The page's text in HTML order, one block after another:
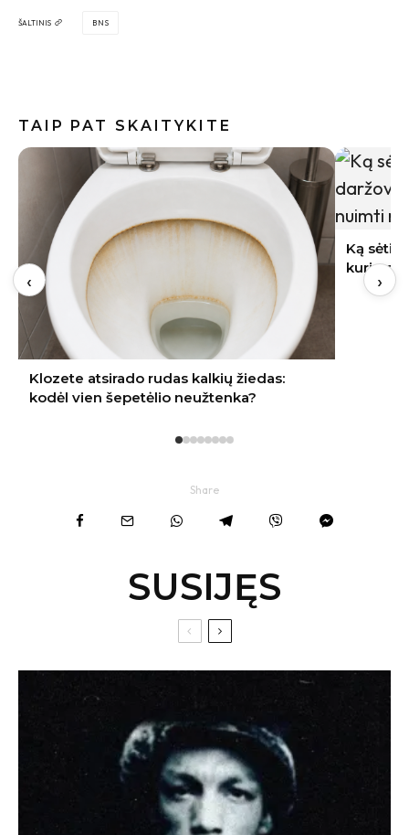
ŠALTINIS BNS
TAIP PAT SKAITYKITE
Ką sėti rugpjūtį Lietuvoje: 9 daržovės,
kurių derlių dar spėsite nuimti rudenį
Indai po
gali būti
‹ ›
Share
SUSIJĘS